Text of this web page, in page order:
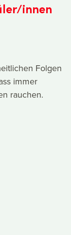
innen
Folgen
immer
rauchen.